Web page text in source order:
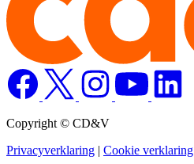
Copyright © CD&V
Privacyverklaring | Cookie verklaring